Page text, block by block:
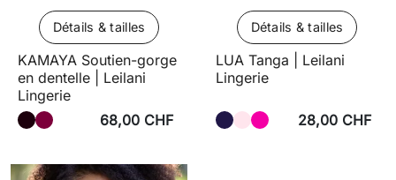
Détails & tailles
KAMAYA Soutien-gorge
en dentelle | Leilani
Lingerie
68,00 CHF
Détails & tailles
LUA Tanga | Leilani
Lingerie
28,00 CHF